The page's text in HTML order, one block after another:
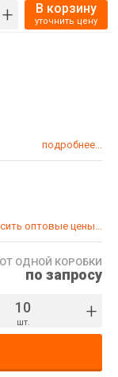
+ В корзину
уточнить цену
подробнее...
оптовые цены...
ОТ ОДНОЙ КОРОБКИ
по запросу
шт. +